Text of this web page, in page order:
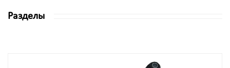
Разделы